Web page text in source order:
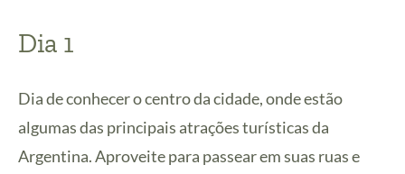
Dia 1
Dia de conhecer o centro da cidade, onde estão
algumas das principais atrações turísticas da
Argentina. Aproveite para passear em suas ruas e